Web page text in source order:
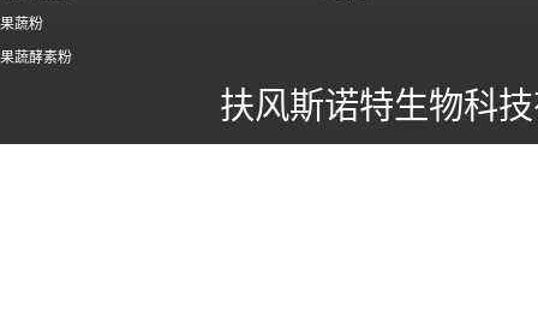
果蔬粉
果蔬酵素粉
扶风斯诺特生物科